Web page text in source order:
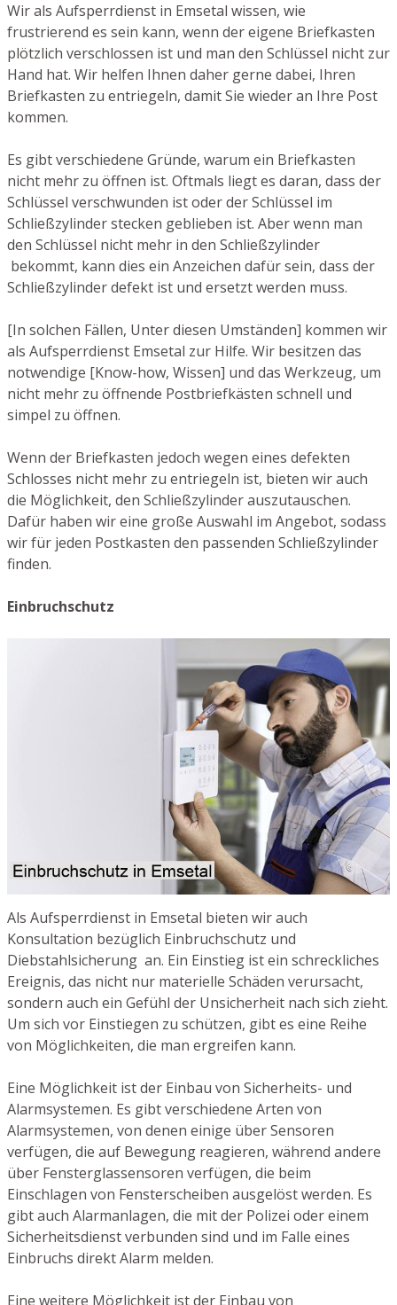
Wir als Aufsperrdienst in Emsetal wissen, wie
frustrierend es sein kann, wenn der eigene Briefkasten
plötzlich verschlossen ist und man den Schlüssel nicht zur
Hand hat. Wir helfen Ihnen daher gerne dabei, Ihren
Briefkasten zu entriegeln, damit Sie wieder an Ihre Post
kommen.
Es gibt verschiedene Gründe, warum ein Briefkasten
nicht mehr zu öffnen ist. Oftmals liegt es daran, dass der
Schlüssel verschwunden ist oder der Schlüssel im
Schließzylinder stecken geblieben ist. Aber wenn man
den Schlüssel nicht mehr in den Schließzylinder
bekommt, kann dies ein Anzeichen dafür sein, dass der
Schließzylinder defekt ist und ersetzt werden muss.
[In solchen Fällen, Unter diesen Umständen] kommen wir
als Aufsperrdienst Emsetal zur Hilfe. Wir besitzen das
notwendige [Know-how, Wissen] und das Werkzeug, um
nicht mehr zu öffnende Postbriefkästen schnell und
simpel zu öffnen.
Wenn der Briefkasten jedoch wegen eines defekten
Schlosses nicht mehr zu entriegeln ist, bieten wir auch
die Möglichkeit, den Schließzylinder auszutauschen.
Dafür haben wir eine große Auswahl im Angebot, sodass
wir für jeden Postkasten den passenden Schließzylinder
finden.
Einbruchschutz
Als Aufsperrdienst in Emsetal bieten wir auch
Konsultation bezüglich Einbruchschutz und
Diebstahlsicherung an. Ein Einstieg ist ein schreckliches
Ereignis, das nicht nur materielle Schäden verursacht,
sondern auch ein Gefühl der Unsicherheit nach sich zieht.
Um sich vor Einstiegen zu schützen, gibt es eine Reihe
von Möglichkeiten, die man ergreifen kann.
Eine Möglichkeit ist der Einbau von Sicherheits- und
Alarmsystemen. Es gibt verschiedene Arten von
Alarmsystemen, von denen einige über Sensoren
verfügen, die auf Bewegung reagieren, während andere
über Fensterglassensoren verfügen, die beim
Einschlagen von Fensterscheiben ausgelöst werden. Es
gibt auch Alarmanlagen, die mit der Polizei oder einem
Sicherheitsdienst verbunden sind und im Falle eines
Einbruchs direkt Alarm melden.
Eine weitere Möglichkeit ist der Einbau von